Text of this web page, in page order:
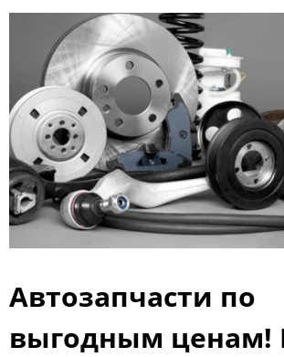
Автозапчасти по
выгодным ценам!